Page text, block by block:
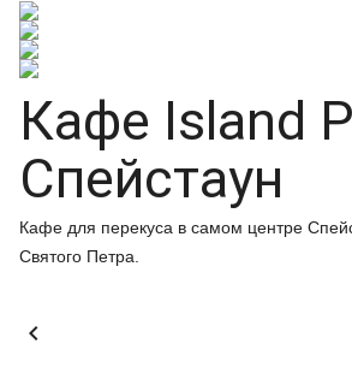
Кафе Island
Спейстаун
Кафе для перекуса в самом центре
Святого Петра.
